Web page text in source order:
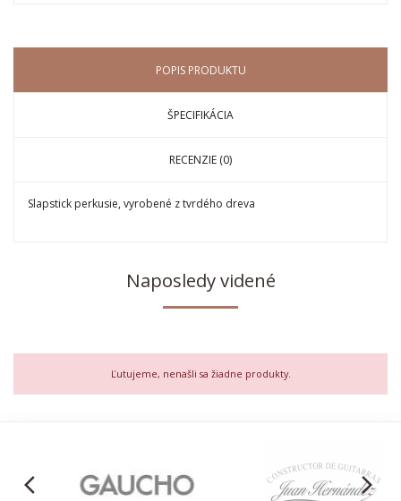
POPIS PRODUKTU
ŠPECIFIKÁCIA
RECENZIE (0)
Slapstick perkusie, vyrobené z tvrdého dreva
Naposledy videné
Ľutujeme, nenašli sa žiadne produkty.
arrow_back_ios arrow_forward_ios